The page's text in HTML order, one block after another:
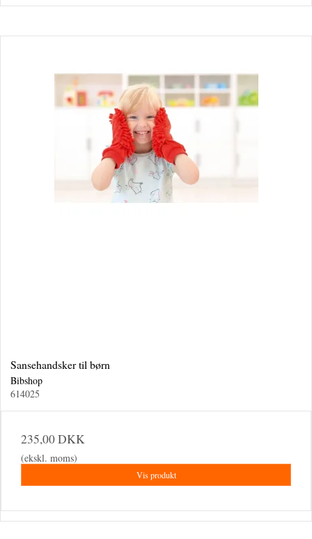
Sansehandsker til børn
Bibshop
614025
235,00 DKK
(ekskl. moms)
Vis produkt